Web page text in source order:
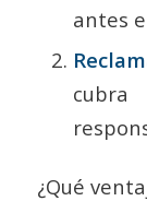
antes
cubra
¿Qué